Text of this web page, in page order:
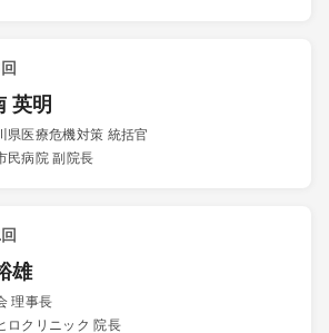
英明
県医療危機対策 統括官
民病院 副院長
雄
理事長
ロクリニック 院長